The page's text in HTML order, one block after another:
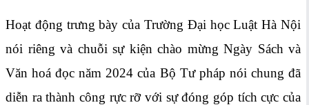
Hoạt động trưng bày của Trường Đại học Luật Hà Nội
nói riêng và chuỗi sự kiện chào mừng Ngày Sách và
Văn hoá đọc năm 2024 của Bộ Tư pháp nói chung đã
diễn ra thành công rực rỡ với sự đóng góp tích cực của